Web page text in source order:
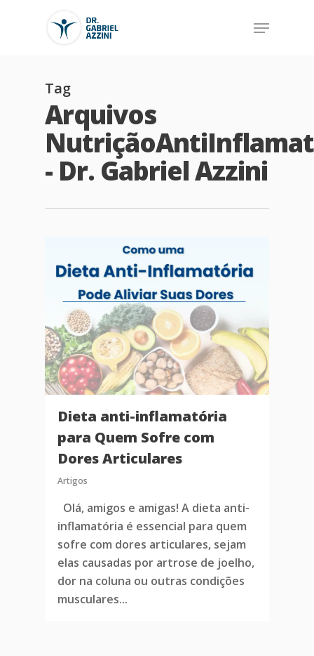
Tag
Arquivos
- Dr. Gabriel Azzini
Dieta anti-inflamatória
para Quem Sofre com
Dores Articulares
Artigos
Olá, amigos e amigas! A dieta anti-
inflamatória é essencial para quem
sofre com dores articulares, sejam
elas causadas por artrose de joelho,
dor na coluna ou outras condições
musculares...